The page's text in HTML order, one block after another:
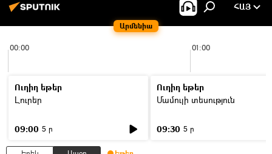
Արմենիա
ՀԱՅ
00:00 01:00
Ուղիղ եթեր
Լուրեր
09:00 5 ր
Ուղիղ եթեր
Մամուլի տեսություն
09:30 5 ր